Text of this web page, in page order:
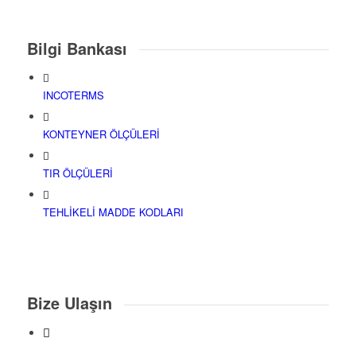
Bilgi Bankası
INCOTERMS
KONTEYNER ÖLÇÜLERİ
TIR ÖLÇÜLERİ
TEHLİKELİ MADDE KODLARI
Bize Ulaşın